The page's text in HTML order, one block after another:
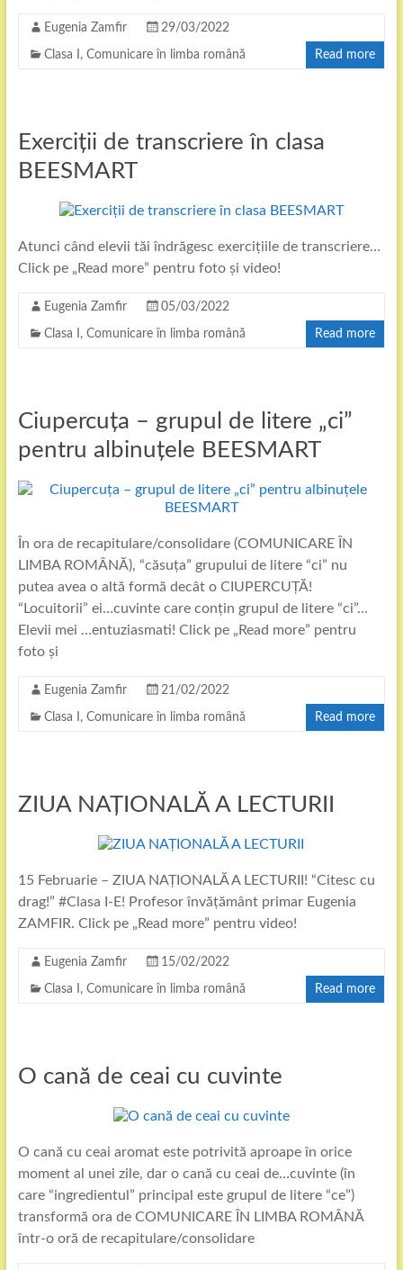
Eugenia Zamfir 29/03/2022
Clasa I , Comunicare în limba română Read more
Exerciții de transcriere în clasa
BEESMART
Atunci când elevii tăi îndrăgesc exercițiile de transcriere…
Click pe „Read more” pentru foto și video!
Eugenia Zamfir 05/03/2022
Clasa I , Comunicare în limba română Read more
Ciupercuța – grupul de litere „ci”
pentru albinuțele BEESMART
În ora de recapitulare/consolidare (COMUNICARE ÎN
LIMBA ROMÂNĂ), “căsuța” grupului de litere “ci” nu
putea avea o altă formă decât o CIUPERCUȚĂ!
“Locuitorii” ei…cuvinte care conțin grupul de litere “ci”…
Elevii mei …entuziasmati! Click pe „Read more” pentru
foto și
Eugenia Zamfir 21/02/2022
Clasa I , Comunicare în limba română Read more
ZIUA NAȚIONALĂ A LECTURII
15 Februarie – ZIUA NAȚIONALĂ A LECTURII! “Citesc cu
drag!” #Clasa I-E! Profesor învățământ primar Eugenia
ZAMFIR. Click pe „Read more” pentru video!
Eugenia Zamfir 15/02/2022
Clasa I , Comunicare în limba română Read more
O cană de ceai cu cuvinte
O cană cu ceai aromat este potrivită aproape în orice
moment al unei zile, dar o cană cu ceai de…cuvinte (în
care “ingredientul” principal este grupul de litere “ce”)
transformă ora de COMUNICARE ÎN LIMBA ROMÂNĂ
într-o oră de recapitulare/consolidare